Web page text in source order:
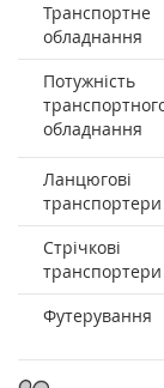
Транспортне
обладнання
Потужність
обладнання
Ланцюгові
транспортери
Стрічкові
транспортери
Футерування